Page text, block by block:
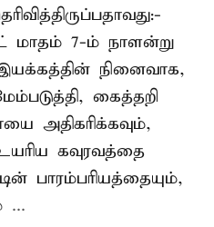
7-ம் நாளன்று
நினைவாக,
கைத்தறி
அதிகரிக்கவும்,
கவுரவத்தை
பாரம்பரியத்தையும்,
...